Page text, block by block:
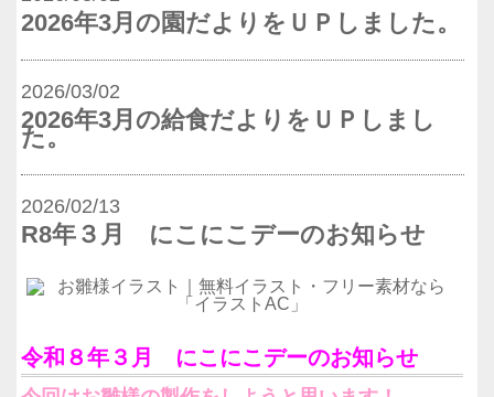
2026年3月の園だよりをＵＰしました。
2026/03/02
2026年3月の給食だよりをＵＰしまし
た。
2026/02/13
R8年３月 にこにこデーのお知らせ
令和８年３月 にこにこデーのお知らせ